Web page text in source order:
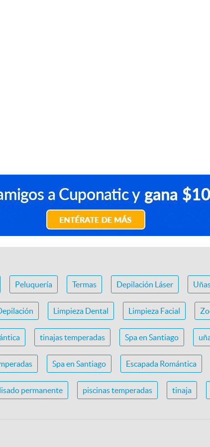
Peluquería Termas Depilación Láser
Limpieza Dental Limpieza Facial
tinajas temperadas Spa en Santiago
Spa en Santiago Escapada Romántica
permanente piscinas temperadas tinaja